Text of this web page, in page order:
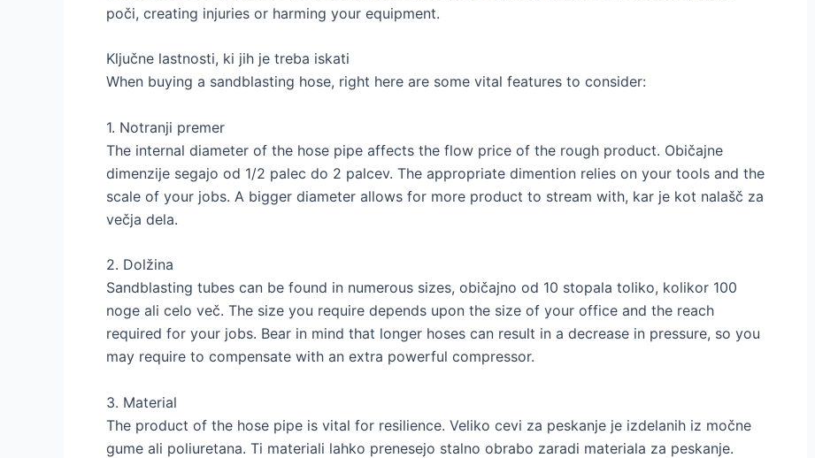
poči, creating injuries or harming your equipment.
Ključne lastnosti, ki jih je treba iskati
When buying a sandblasting hose, right here are some vital features to consider:
1. Notranji premer
The internal diameter of the hose pipe affects the flow price of the rough product. Običajne
dimenzije segajo od 1/2 palec do 2 palcev. The appropriate dimention relies on your tools and the
scale of your jobs. A bigger diameter allows for more product to stream with, kar je kot nalašč za
večja dela.
2. Dolžina
Sandblasting tubes can be found in numerous sizes, običajno od 10 stopala toliko, kolikor 100
noge ali celo več. The size you require depends upon the size of your office and the reach
required for your jobs. Bear in mind that longer hoses can result in a decrease in pressure, so you
may require to compensate with an extra powerful compressor.
3. Material
The product of the hose pipe is vital for resilience. Veliko cevi za peskanje je izdelanih iz močne
gume ali poliuretana. Ti materiali lahko prenesejo stalno obrabo zaradi materiala za peskanje.